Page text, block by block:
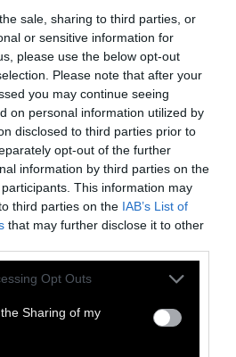
sale, sharing to third parties, or
or sensitive information for
please use the below opt-out
Please note that after your
you may continue seeing
on personal information utilized by
disclosed to third parties prior to
opt-out of the further
information by third parties on the
participants. This information may
third parties on the IAB’s List of
that may further disclose it to other
Opt Outs
Sharing of my
από μια
την Λ., που
εραστή της, τον K, η
είναι ταυτόχρονα
συνθέτοντας
και στιγμές της
με πλάνα ντοκιμαντέρ
το χέρι σε όλη τη χώρα
κινηματογραφικό γραμμα
εξέγερση, το οποίο
οι δοκιμιακές
διαποτίζουν τις